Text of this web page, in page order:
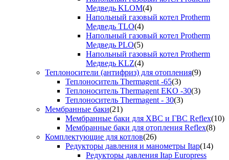
Медведь KLOM(4)
Напольный газовый котел Protherm
Медведь TLO(4)
Напольный газовый котел Protherm
Медведь PLO(5)
Напольный газовый котел Protherm
Медведь KLZ(4)
Теплоносители (антифриз) для отопления(9)
Теплоноситель Thermagent -65(3)
Теплоноситель Thermagent EKO -30(3)
Теплоноситель Thermagent - 30(3)
Мембранные баки(21)
Мембранные баки для ХВС и ГВС Reflex(10)
Мембранные баки для отопления Reflex(8)
Комплектующие для котлов(26)
Редукторы давления и манометры Itap(14)
Редукторы давления Itap Europress